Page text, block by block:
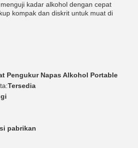
kadar alkohol dengan cepat
kompak dan diskrit untuk muat di
Pengukur Napas Alkohol Portable
Tersedia
pabrikan